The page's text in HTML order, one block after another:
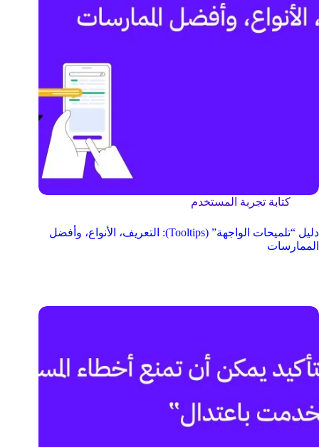
كتابة تجربة المستخدم
دليل “تلميحات الواجهة” (Tooltips): التعريف، الأنواع، وأفضل
الممارسات